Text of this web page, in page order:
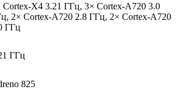
Cortex-X4 3.21 ГГц, 3× Cortex-A720 3.0
2× Cortex-A720 2.8 ГГц, 2× Cortex-A720
ГГц
ГГц
825